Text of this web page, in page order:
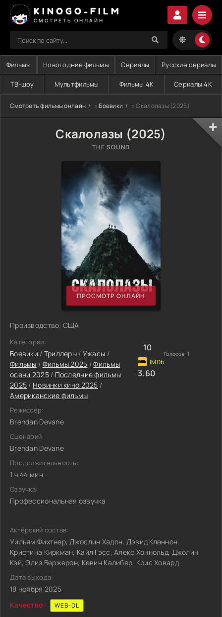
KINOGO-FILM
СМОТРЕТЬ ОНЛАЙН
Фильмы Новогодние фильмы Сериалы Русские сериалы
ТВ-шоу Мультфильмы Фильмы 4K Сериалы 4K
Смотреть фильмы онлайн »Боевики » Скалолазы (2025)
Скалолазы (2025)
THE SOUND
ПРОСМОТР ОНЛАЙН
Производство: США
Категории:
Боевики / Триллеры / Ужасы /
Фильмы / Фильмы 2025 /Фильмы
осени 2025/ Последние фильмы
2025 / Новинки кино 2025 /
Американские фильмы
Режиссёр:
Brendan Devane
Сценарий:
Brendan Devane
Продолжительность:
1 ч 44 мин
Озвучка:
Профессиональная озвучка
10
Голосов: 1
3.60
Актёрский состав:
Уильям Фихтнер, Джослин Хадон, Дэвид Кленнон,
Кристина Киркман, Кайл Гэсс, Алекс Хоннольд, Джолин
Кэй, Элиз Бержерон, Кевин Калибер, Крис Ховард
Дата выхода:
18 ноября 2025
Качество:
WEB-DL